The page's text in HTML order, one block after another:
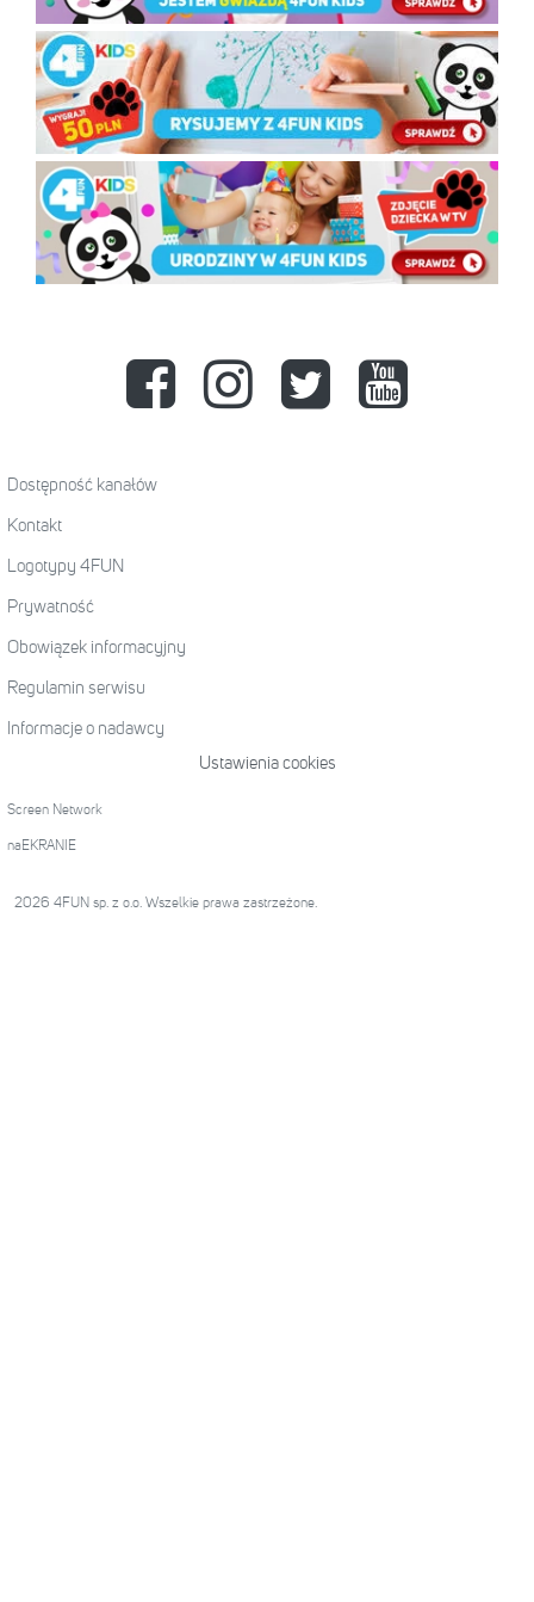
Dostępność kanałów
Kontakt
Logotypy 4FUN
Prywatność
Obowiązek informacyjny
Regulamin serwisu
Informacje o nadawcy
Ustawienia cookies
Screen Network
naEKRANIE
2026 4FUN sp. z o.o. Wszelkie prawa zastrzeżone.